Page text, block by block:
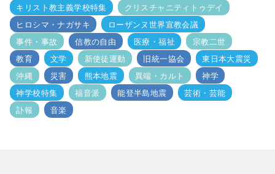
キリスト教主義学校特集
クリスチャニティトゥデイ
ヒロシマ・ナガサキ
ローザンヌ世界宣教会議
事件・事故
信教の自由 医療・福祉
宗教二世
教育
文学 新使徒運動 旧統一協会
東日本大震災
沖縄
災害 熊本地震 異端・カルト
神学
神学校特集
福音派 能登半島地震
芸術・芸能
訃報
音楽